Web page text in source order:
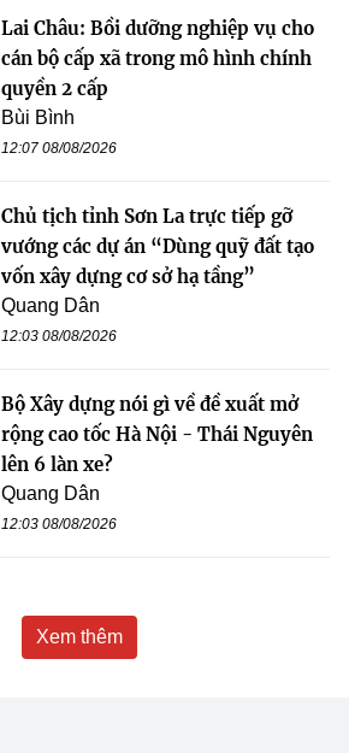
Lai Châu: Bồi dưỡng nghiệp vụ cho
cán bộ cấp xã trong mô hình chính
quyền 2 cấp
Bùi Bình
12:07 08/08/2026
Chủ tịch tỉnh Sơn La trực tiếp gỡ
vướng các dự án “Dùng quỹ đất tạo
vốn xây dựng cơ sở hạ tầng”
Quang Dân
12:03 08/08/2026
Bộ Xây dựng nói gì về đề xuất mở
rộng cao tốc Hà Nội - Thái Nguyên
lên 6 làn xe?
Quang Dân
12:03 08/08/2026
Xem thêm